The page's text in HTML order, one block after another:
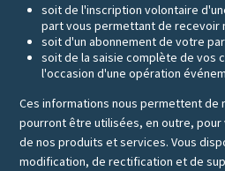
soit de l'inscription volontaire
part vous permettant de recevoir
soit d'un abonnement de votre
soit de la saisie complète de vos
l'occasion d'une opération
Ces informations nous permettent de
pourront être utilisées, en outre,
de nos produits et services. Vous
modification, de rectification et de